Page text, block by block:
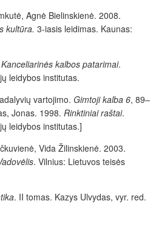
Agnė Bielinskienė. 2008.
kultūra. 3-iasis leidimas. Kaunas:
Kanceliarinės kalbos patarimai.
leidybos institutas.
vartojimo. Gimtoji kalba 6, 89–
Jonas. 1998. Rinktiniai raštai.
leidybos institutas.]
Vida Žilinskienė. 2003.
. Vilnius: Lietuvos teisės
. II tomas. Kazys Ulvydas, vyr. red.